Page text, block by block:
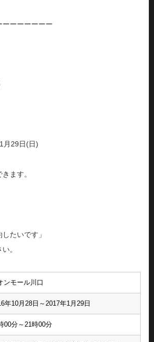
ーーーーーーー
月29日(日)
ます。
たいです」
。
ンモール川口
年10月28日～2017年1月29日
00分～21時00分